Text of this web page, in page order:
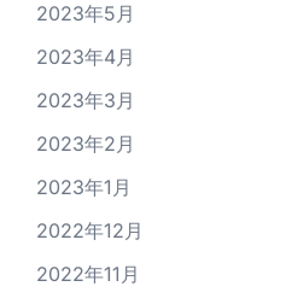
2023年5月
2023年4月
2023年3月
2023年2月
2023年1月
2022年12月
2022年11月